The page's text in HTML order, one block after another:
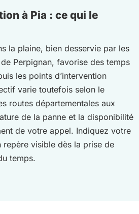
à Pia : ce qui le
la plaine, bien desservie par les
Perpignan, favorise des temps
les points d’intervention
varie toutefois selon le
routes départementales aux
de la panne et la disponibilité
de votre appel. Indiquez votre
repère visible dès la prise de
temps.